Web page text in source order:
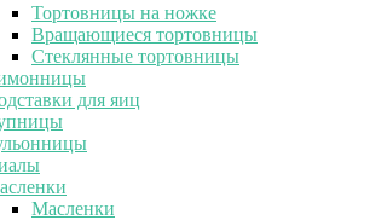
Тортовницы на ножке
Вращающиеся тортовницы
Стеклянные тортовницы
для яиц
Масленки